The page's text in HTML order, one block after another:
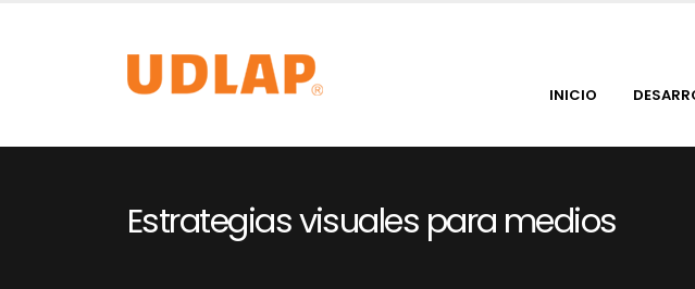
INICIO
Estrategias visuales para medios